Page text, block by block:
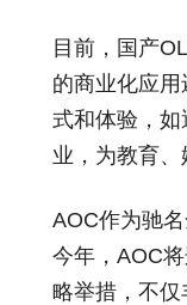
目前，国产
的商业化应
式和体验，
业，为教育
AOC作为驰
今年，AOC
略举措，不